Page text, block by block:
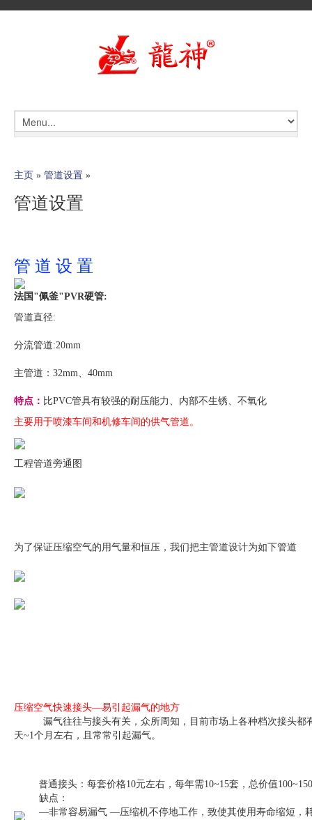
主页 » 管道设置 »
管道设置
管 道 设 置
法国"佩釜"PVR硬管:
管道直径:
分流管道:20mm
主管道：32mm、40mm
特点： 比PVC管具有较强的耐压能力、内部不生锈、不氧化
主要用于喷漆车间和机修车间的供气管道。
工程管道旁通图
为了保证压缩空气的用气量和恒压，我们把主管道设计为如下管道
压缩空气快速接头—易引起漏气的地方
漏气往往与接头有关，众所周知，目前市场上各种档次接头都
天~1个月左右，且常常引起漏气。
普通接头：每套价格10元左右，每年需10~15套，总价值
缺点：
—非常容易漏气 —压缩机不停地工作，致使其使用寿命缩短，